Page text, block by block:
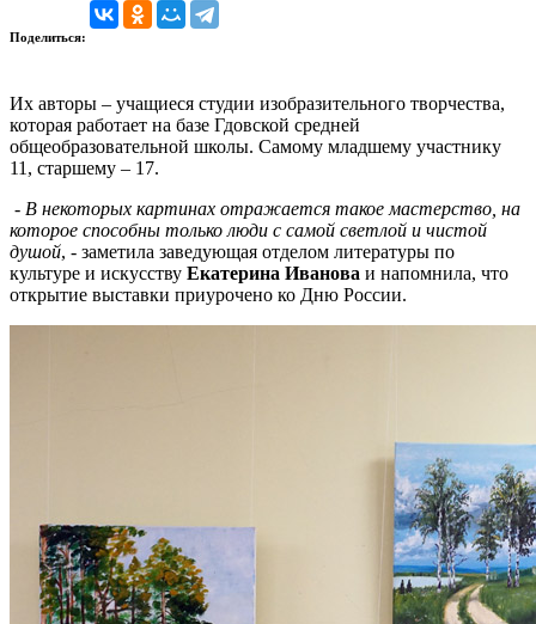
Поделиться:
Их авторы – учащиеся студии изобразительного творчества,
которая работает на базе Гдовской средней
общеобразовательной школы. Самому младшему участнику
11, старшему – 17.
- В некоторых картинах отражается такое мастерство, на
которое способны только люди с самой светлой и чистой
душой, - заметила заведующая отделом литературы по
культуре и искусству Екатерина Иванова и напомнила, что
открытие выставки приурочено ко Дню России.